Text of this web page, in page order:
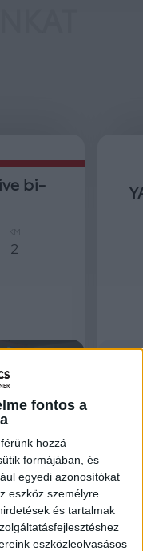
fontos a
hozzá
formájában, és
egyedi azonosítókat
eszköz személyre
és tartalmak
eszközleolvasásos
e-CVT